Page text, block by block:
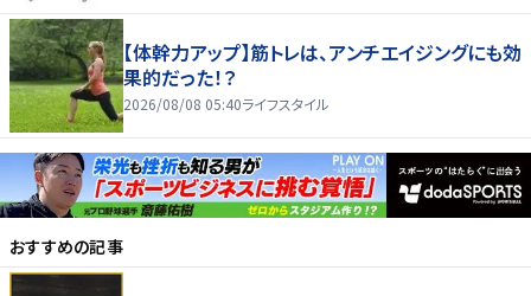
【体幹力アップ】筋トレは、アンチエイジングにも効
果的だった！？
2026/08/08 05:40ライフスタイル
おすすめの記事